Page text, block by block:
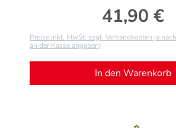
Regulärer Preis:
41,90 €
Preise inkl. MwSt. zzgl. Versandkosten ja
an der Kasse angeben)
In den Warenkorb